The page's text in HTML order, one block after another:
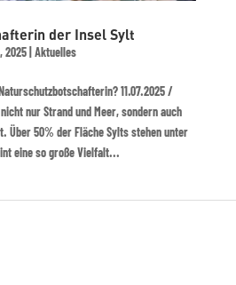
der Insel Sylt
2025| Aktuelles
11.07.2025 /
nur Strand und Meer, sondern auch
Über 50% der Fläche Sylts stehen unter
eine so große Vielfalt...